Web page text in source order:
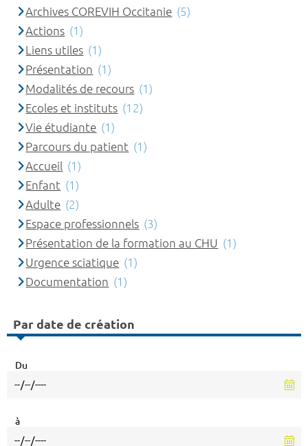
Archives COREVIH Occitanie (5)
Actions (1)
Liens utiles (1)
Présentation (1)
Modalités de recours (1)
Ecoles et instituts (12)
Vie étudiante (1)
Parcours du patient (1)
Accueil (1)
Enfant (1)
Adulte (2)
Espace professionnels (3)
Présentation de la formation au CHU (1)
Urgence sciatique (1)
Documentation (1)
Par date de création
Du
à